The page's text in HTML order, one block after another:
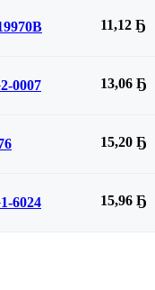
11,12 Ҕ
0007 13,06 Ҕ
15,20 Ҕ
6024 15,96 Ҕ